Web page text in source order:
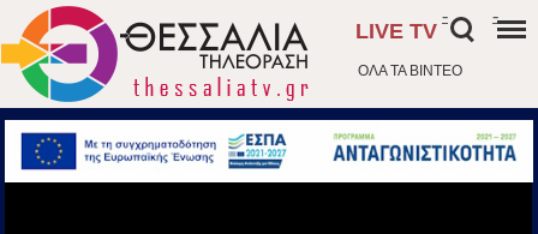
ΟΛΑ ΤΑ ΒΙΝΤΕΟ
LIVE TV
- -